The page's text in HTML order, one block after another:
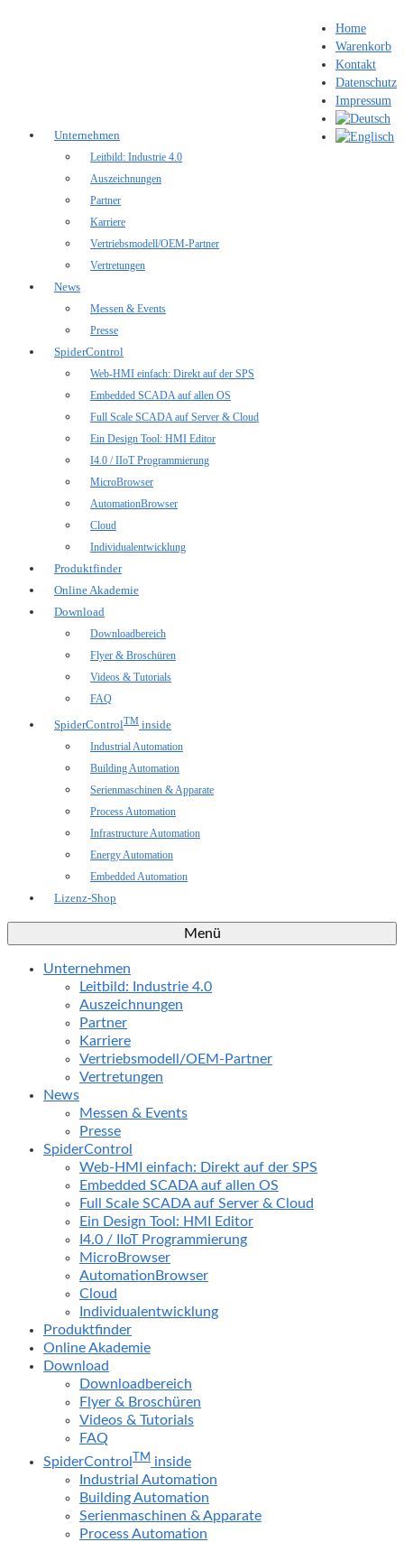
Home
Warenkorb
Kontakt
Datenschutz
Impressum
Unternehmen
Leitbild: Industrie 4.0
Auszeichnungen
Partner
Karriere
Vertriebsmodell/OEM-Partner
Vertretungen
News
Messen & Events
Presse
SpiderControl
Web-HMI einfach: Direkt auf der SPS
Embedded SCADA auf allen OS
Full Scale SCADA auf Server & Cloud
Ein Design Tool: HMI Editor
I4.0 / IIoT Programmierung
MicroBrowser
AutomationBrowser
Cloud
Individualentwicklung
Produktfinder
Online Akademie
Download
Downloadbereich
Flyer & Broschüren
Videos & Tutorials
FAQ
SpiderControlTM inside
Industrial Automation
Building Automation
Serienmaschinen & Apparate
Process Automation
Infrastructure Automation
Energy Automation
Embedded Automation
Lizenz-Shop
Menü
Unternehmen
Leitbild: Industrie 4.0
Auszeichnungen
Partner
Karriere
Vertriebsmodell/OEM-Partner
Vertretungen
News
Messen & Events
Presse
SpiderControl
Web-HMI einfach: Direkt auf der SPS
Embedded SCADA auf allen OS
Full Scale SCADA auf Server & Cloud
Ein Design Tool: HMI Editor
I4.0 / IIoT Programmierung
MicroBrowser
AutomationBrowser
Cloud
Individualentwicklung
Produktfinder
Online Akademie
Download
Downloadbereich
Flyer & Broschüren
Videos & Tutorials
FAQ
SpiderControl TM inside
Industrial Automation
Building Automation
Serienmaschinen & Apparate
Process Automation